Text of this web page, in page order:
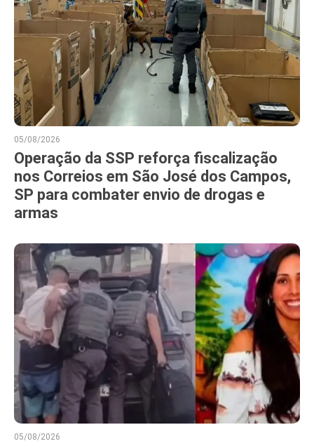
05/08/2026
Operação da SSP reforça fiscalização
nos Correios em São José dos Campos,
SP para combater envio de drogas e
armas
05/08/2026